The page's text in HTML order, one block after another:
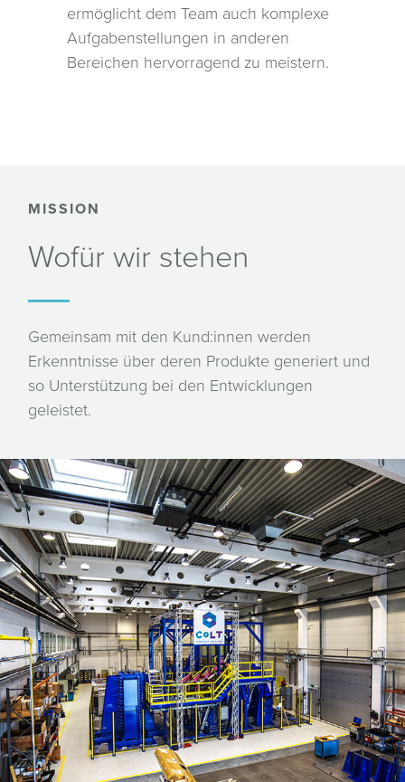
ermöglicht dem Team auch komplexe
Aufgabenstellungen in anderen
Bereichen hervorragend zu meistern.
MISSION
Wofür wir stehen
Gemeinsam mit den Kund:innen werden
Erkenntnisse über deren Produkte generiert und
so Unterstützung bei den Entwicklungen
geleistet.